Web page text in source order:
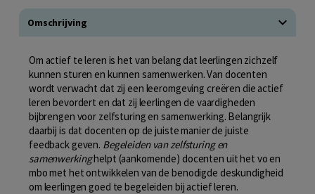
Omschrijving
Om actief te leren is het van belang dat leerlingen zichzelf
kunnen sturen en kunnen samenwerken. Van docenten
wordt verwacht dat zij een leeromgeving creëren die actief
leren bevordert en dat zij leerlingen de vaardigheden
bijbrengen voor zelfsturing en samenwerking. Belangrijk
daarbij is dat docenten op de juiste manier de juiste
feedback geven. Begeleiden van zelfsturing en
samenwerkinghelpt (aankomende) docenten uit het vo en
mbo met het ontwikkelen van de benodigde deskundigheid
om leerlingen goed te begeleiden bij actief leren.